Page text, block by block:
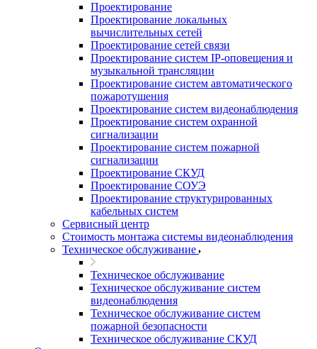
Проектирование
Проектирование локальных
вычислительных сетей
Проектирование сетей связи
Проектирование систем IP-оповещения и
музыкальной трансляции
Проектирование систем автоматического
пожаротушения
Проектирование систем видеонаблюдения
Проектирование систем охранной
сигнализации
Проектирование систем пожарной
сигнализации
Проектирование СКУД
Проектирование СОУЭ
Проектирование структурированных
кабельных систем
Сервисный центр
Стоимость монтажа системы видеонаблюдения
Техническое обслуживание
Техническое обслуживание
Техническое обслуживание систем
видеонаблюдения
Техническое обслуживание систем
пожарной безопасности
Техническое обслуживание СКУД